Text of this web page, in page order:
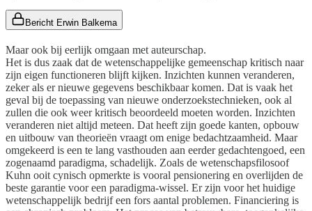
Bericht Erwin Balkema
Maar ook bij eerlijk omgaan met auteurschap.
Het is dus zaak dat de wetenschappelijke gemeenschap kritisch naar
zijn eigen functioneren blijft kijken. Inzichten kunnen veranderen,
zeker als er nieuwe gegevens beschikbaar komen. Dat is vaak het
geval bij de toepassing van nieuwe onderzoekstechnieken, ook al
zullen die ook weer kritisch beoordeeld moeten worden. Inzichten
veranderen niet altijd meteen. Dat heeft zijn goede kanten, opbouw
en uitbouw van theorieën vraagt om enige bedachtzaamheid. Maar
omgekeerd is een te lang vasthouden aan eerder gedachtengoed, een
zogenaamd paradigma, schadelijk. Zoals de wetenschapsfilosoof
Kuhn ooit cynisch opmerkte is vooral pensionering en overlijden de
beste garantie voor een paradigma-wissel. Er zijn voor het huidige
wetenschappelijk bedrijf een fors aantal problemen. Financiering is